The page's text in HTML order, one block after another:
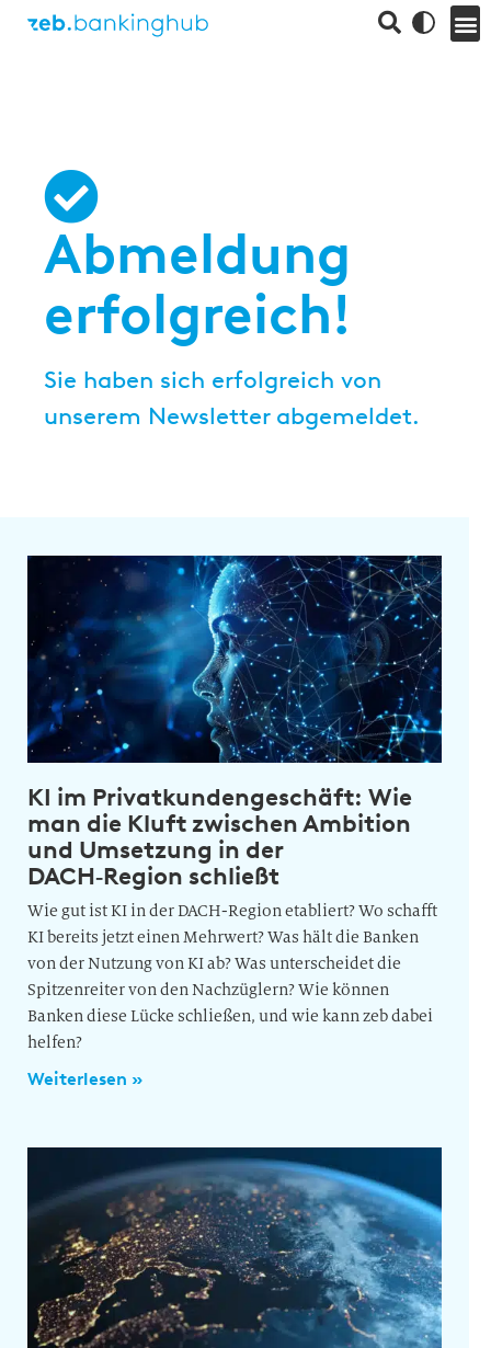
Abmeldung
erfolgreich!
Sie haben sich erfolgreich von
unserem Newsletter abgemeldet.
KI im Privatkundengeschäft: Wie
man die Kluft zwischen Ambition
und Umsetzung in der
DACH‑Region schließt
Wie gut ist KI in der DACH-Region etabliert? Wo schafft
KI bereits jetzt einen Mehrwert? Was hält die Banken
von der Nutzung von KI ab? Was unterscheidet die
Spitzenreiter von den Nachzüglern? Wie können
Banken diese Lücke schließen, und wie kann zeb dabei
helfen?
Weiterlesen »